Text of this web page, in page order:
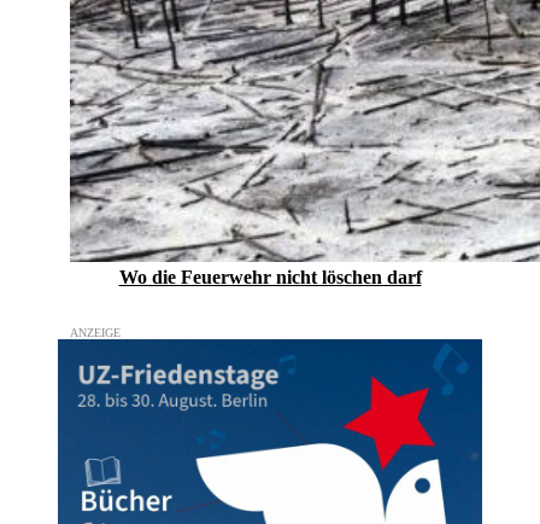
Wo die Feuerwehr nicht löschen darf